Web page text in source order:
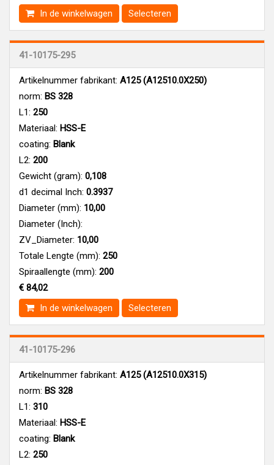
In de winkelwagen
Selecteren
41-10175-295
Artikelnummer fabrikant: A125 (A12510.0X250)
norm: BS 328
L1: 250
Materiaal: HSS-E
coating: Blank
L2: 200
Gewicht (gram): 0,108
d1 decimal Inch: 0.3937
Diameter (mm): 10,00
Diameter (Inch):
ZV_Diameter: 10,00
Totale Lengte (mm): 250
Spiraallengte (mm): 200
€ 84,02
In de winkelwagen
Selecteren
41-10175-296
Artikelnummer fabrikant: A125 (A12510.0X315)
norm: BS 328
L1: 310
Materiaal: HSS-E
coating: Blank
L2: 250